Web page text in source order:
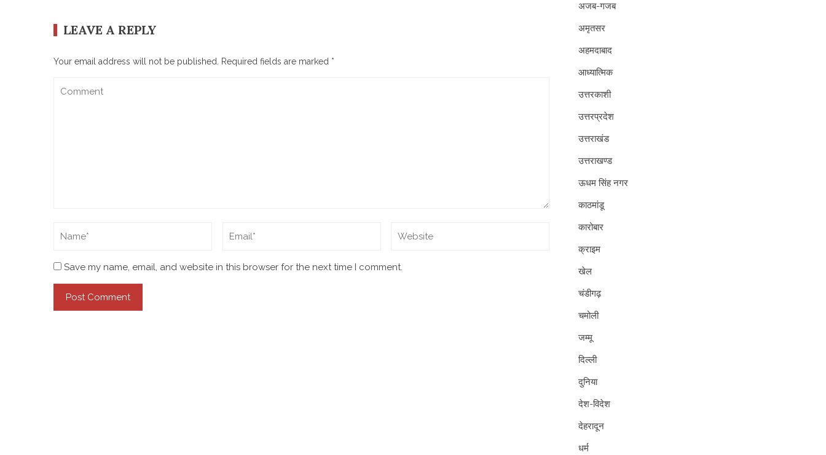
LEAVE A REPLY
Your email address will not be published. Required fields are marked *
Save my name, email, and website in this browser for the next time I comment.
अजब-गजब
अमृतसर
अहमदाबाद
आध्यात्मिक
उत्तरकाशी
उत्तरप्रदेश
उत्तराखंड
उत्तराखण्ड
ऊधम सिंह नगर
काठमांडू
कारोबार
क्राइम
खेल
चंडीगढ़
चमोली
जम्मू
दिल्ली
दुनिया
देश-विदेश
देहरादून
धर्म